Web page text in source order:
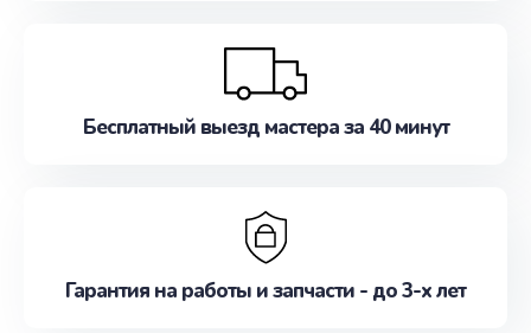
Бесплатный выезд мастера за 40 минут
Гарантия на работы и запчасти - до 3-х лет